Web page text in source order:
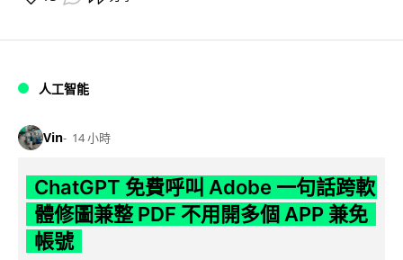
人工智能
Vin 14 小時
ChatGPT 免費呼叫 Adobe 一句話跨軟
體修圖兼整 PDF 不用開多個 APP 兼免
帳號